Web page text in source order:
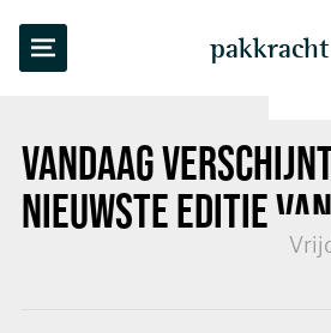
pakkracht
VANDAAG
NIEUWSTE EDITIE
TERUG NAAR OVERZICHT